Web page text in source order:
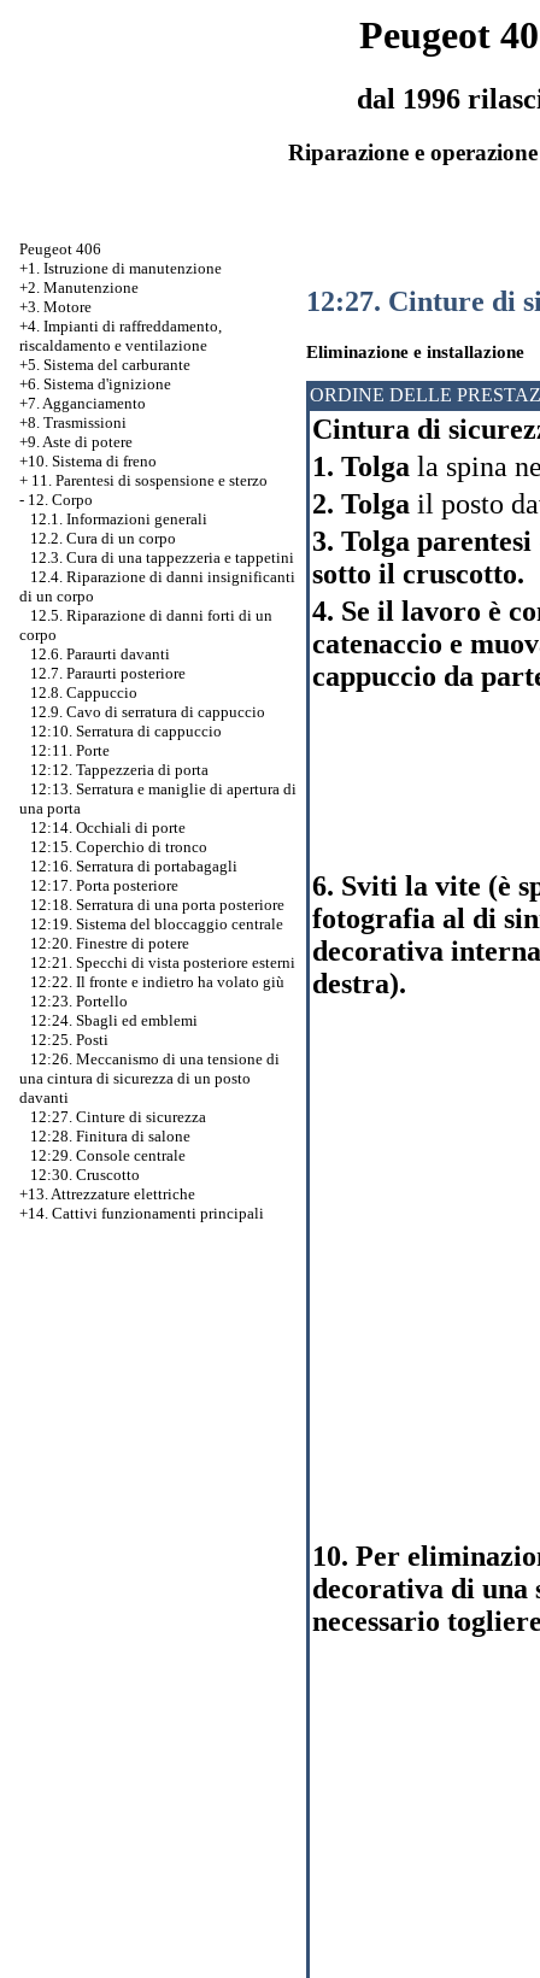
Peugeot
dal 1996
Riparazione e
Peugeot 406
+1. Istruzione di manutenzione
+2. Manutenzione
+3. Motore
+4. Impianti di raffreddamento,
riscaldamento e ventilazione
+5. Sistema del carburante
+6. Sistema d'ignizione
+7. Agganciamento
+8. Trasmissioni
+9. Aste di potere
+10. Sistema di freno
+ 11. Parentesi di sospensione e sterzo
- 12. Corpo
12.1. Informazioni generali
12.2. Cura di un corpo
12.3. Cura di una tappezzeria e tappetini
12.4. Riparazione di danni insignificanti
di un corpo
12.5. Riparazione di danni forti di un
corpo
12.6. Paraurti davanti
12.7. Paraurti posteriore
12.8. Cappuccio
12.9. Cavo di serratura di cappuccio
12:10. Serratura di cappuccio
12:11. Porte
12:12. Tappezzeria di porta
12:13. Serratura e maniglie di apertura di
una porta
12:14. Occhiali di porte
12:15. Coperchio di tronco
12:16. Serratura di portabagagli
12:17. Porta posteriore
12:18. Serratura di una porta posteriore
12:19. Sistema del bloccaggio centrale
12:20. Finestre di potere
12:21. Specchi di vista posteriore esterni
12:22. Il fronte e indietro ha volato giù
12:23. Portello
12:24. Sbagli ed emblemi
12:25. Posti
12:26. Meccanismo di una tensione di
una cintura di sicurezza di un posto
davanti
12:27. Cinture di sicurezza
12:28. Finitura di salone
12:29. Console centrale
12:30. Cruscotto
+13. Attrezzature elettriche
+14. Cattivi funzionamenti principali
12:27. Cinture di
Eliminazione e installazione
ORDINE DELLE
Cintura di
1. Tolga la spina
2. Tolga il posto
3. Tolga
sotto il cruscotto.
4. Se il lavoro è
catenaccio e
cappuccio da
6. Sviti la vite (è
fotografia al di
decorativa
destra).
10. Per
decorativa di una
necessario